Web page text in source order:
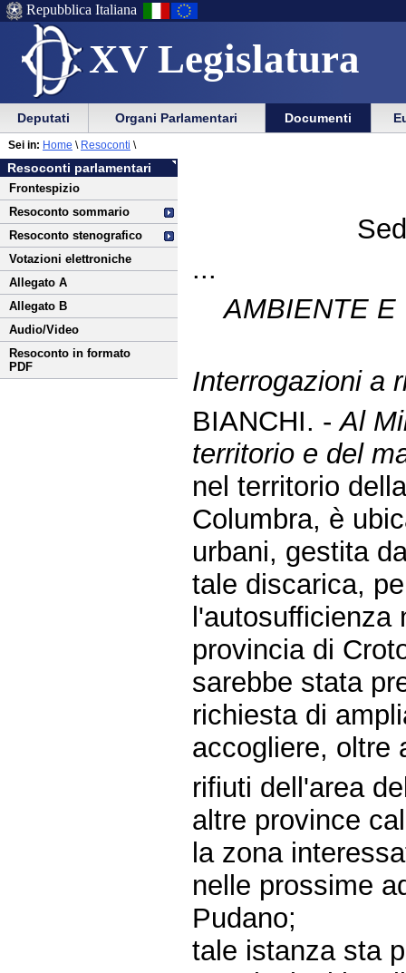
XV Legislatura
Menu
di
ausilio
alla
navigazione
Vai
Menu
di
navigazione
principale
Repubblica Italiana
Menu
di
navigazione
principale
Vai
menu
di
sezione
Deputati Organi Parlamentari Documenti
Vai
al
contenuto
Resoconti parlamentari
Frontespizio
Resoconto sommario
Resoconto stenografico
Votazioni elettroniche
Allegato A
Allegato B
Audio/Video
Resoconto in formato
PDF
Sei in: Home \ Resoconti \
...
AMBIENTE E
Interrogazioni a
BIANCHI. -Al
territorio e del
nel territorio
Columbra, è
urbani, gestita
tale discarica,
l'autosufficienza
provincia di
sarebbe stata
richiesta di
accogliere, oltre
rifiuti dell'area
altre province
la zona
nelle prossime
Pudano;
tale istanza sta